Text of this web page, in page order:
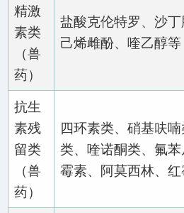
精激
素类
（兽
药）
盐酸克伦特罗、沙丁
己烯雌酚、喹乙醇等
抗生
素残
留类
（兽
药）
四环素类、硝基呋
类、喹诺酮类、氟
霉素、阿莫西林、